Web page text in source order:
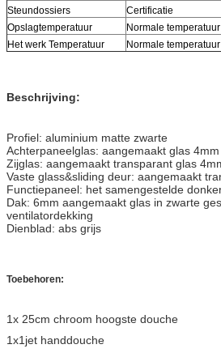
Steundossiers
Certificatie
Opslagtemperatuur
Normale temperatuur
Het werk Temperatuur
Normale temperatuur
Beschrijving:
Profiel: aluminium matte zwarte
Achterpaneelglas: aangemaakt glas
Zijglas: aangemaakt transparant glas
Vaste glass&sliding deur: aangemaakt
Functiepaneel: het samengestelde
Dak: 6mm aangemaakt glas in zwarte
ventilatordekking
Dienblad: abs grijs
Toebehoren:
1x 25cm chroom hoogste douche
1x1jet handdouche